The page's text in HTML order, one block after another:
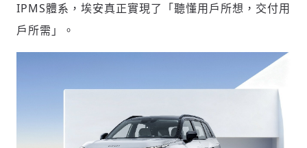
參與下一波全球科技革命
IPMS體系，埃安真正實現了「聽懂用戶所想，交付用
戶所需」。